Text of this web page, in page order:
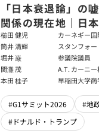
「日本衰退論」の
関係の現在地｜日
戦略【櫛田健児×
輝】
櫛田 健児
カーネギー
ラムディレ
筒井 清輝
スタンフォ
大学アジア
フェロー
堀井 巌
参議院議員
関灘 茂
A.T. カーニ
本法人会長
本田 桂子 早稲田大学
#G1サミット2026
#地
#ドナルド・トランプ